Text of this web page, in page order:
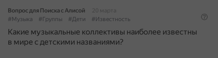
Вопрос для Поиска с Алисой
20 марта
#Музыка
#Группы #Дети #Известность
Какие музыкальные коллективы наиболее известны
в мире с детскими названиями?